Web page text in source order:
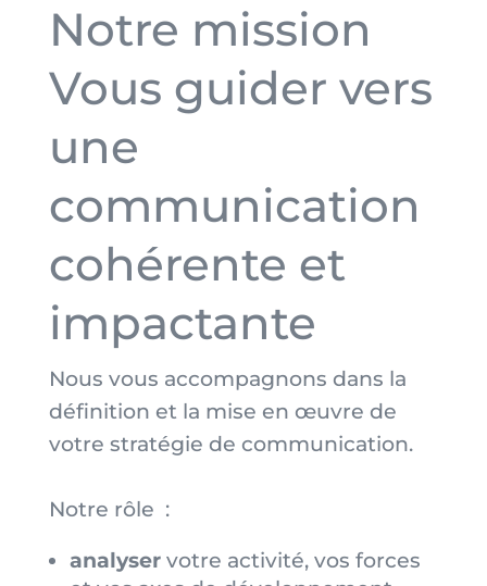
Notre mission
Vous guider vers
une
communication
cohérente et
impactante
Nous vous accompagnons dans la
définition et la mise en œuvre de
votre stratégie de communication.
Notre rôle :
analyservotre activité, vos forces